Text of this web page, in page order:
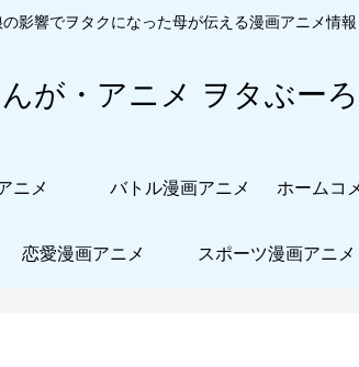
の影響でヲタクになった母が伝える漫画アニメ情報
んが・アニメ ヲタぶー
ニメ バトル漫画アニメ
恋愛漫画アニメ スポーツ漫画アニメ